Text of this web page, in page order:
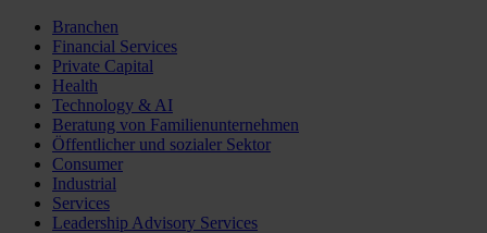
Branchen
Financial Services
Private Capital
Health
Technology & AI
Beratung von Familienunternehmen
Öffentlicher und sozialer Sektor
Consumer
Industrial
Services
Leadership Advisory Services